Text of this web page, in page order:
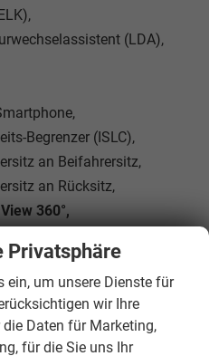
(LDA),
Begrenzer (ISLC),
an Beifahrersitz,
an Rücksitz,
360°,
Airbag),
Multifunktion,
Privatsphäre
ein, um unsere Dienste für
wir Ihre
Daten für Marketing,
für die Sie uns Ihr